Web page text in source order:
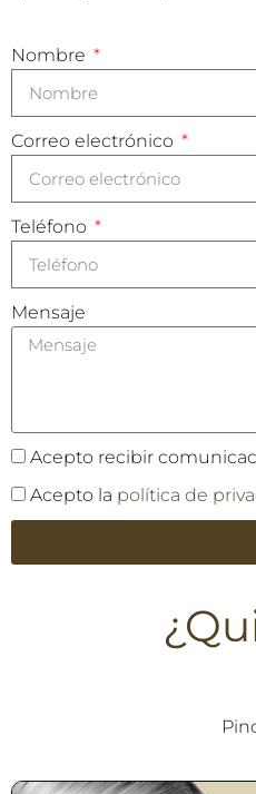
Nombre
Correo electrónico
Teléfono
Mensaje
Acepto recibir
Acepto la política de